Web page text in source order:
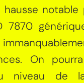
notable
7870
On
niveau de